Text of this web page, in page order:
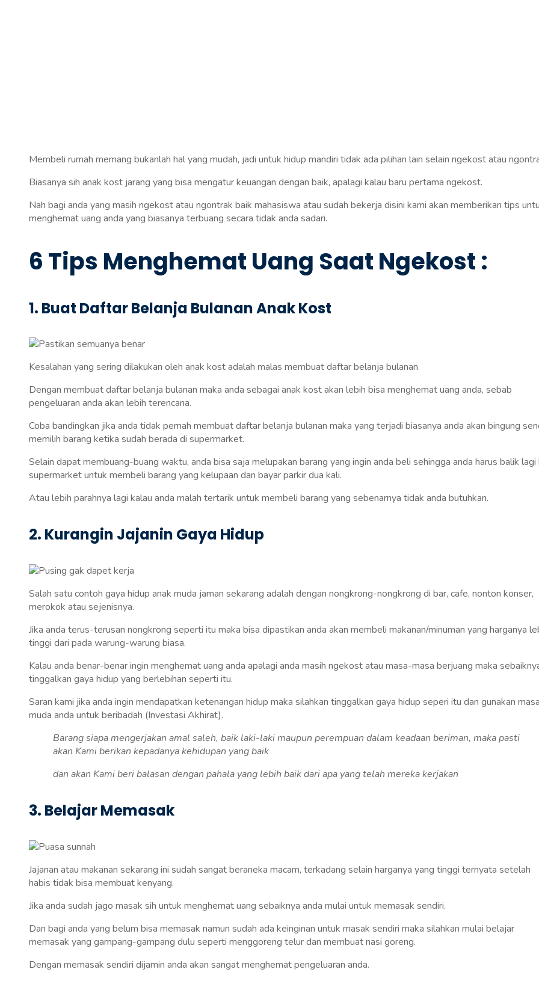
Membeli rumah memang bukanlah hal yang mudah, jadi untuk hidup mandiri tidak ada pilihan lain selain ngekost atau
Biasanya sih anak kost jarang yang bisa mengatur keuangan dengan baik, apalagi kalau baru pertama ngekost.
Nah bagi anda yang masih ngekost atau ngontrak baik mahasiswa atau sudah bekerja disini kami akan memberikan tips
menghemat uang anda yang biasanya terbuang secara tidak anda sadari.
6 Tips Menghemat Uang Saat Ngekost :
1. Buat Daftar Belanja Bulanan Anak Kost
Kesalahan yang sering dilakukan oleh anak kost adalah malas membuat daftar belanja bulanan.
Dengan membuat daftar belanja bulanan maka anda sebagai anak kost akan lebih bisa menghemat uang anda, sebab
pengeluaran anda akan lebih terencana.
Coba bandingkan jika anda tidak pernah membuat daftar belanja bulanan maka yang terjadi biasanya anda akan bingung
memilih barang ketika sudah berada di supermarket.
Selain dapat membuang-buang waktu, anda bisa saja melupakan barang yang ingin anda beli sehingga anda harus balik lagi
supermarket untuk membeli barang yang kelupaan dan bayar parkir dua kali.
Atau lebih parahnya lagi kalau anda malah tertarik untuk membeli barang yang sebenarnya tidak anda butuhkan.
2. Kurangin Jajanin Gaya Hidup
Salah satu contoh gaya hidup anak muda jaman sekarang adalah dengan nongkrong-nongkrong di bar, cafe, nonton konser,
merokok atau sejenisnya.
Jika anda terus-terusan nongkrong seperti itu maka bisa dipastikan anda akan membeli makanan/minuman yang harganya
tinggi dari pada warung-warung biasa.
Kalau anda benar-benar ingin menghemat uang anda apalagi anda masih ngekost atau masa-masa berjuang maka
tinggalkan gaya hidup yang berlebihan seperti itu.
Saran kami jika anda ingin mendapatkan ketenangan hidup maka silahkan tinggalkan gaya hidup seperi itu dan gunakan
muda anda untuk beribadah (Investasi Akhirat).
Barang siapa mengerjakan amal saleh, baik laki-laki maupun perempuan dalam keadaan beriman, maka pasti
akan Kami berikan kepadanya kehidupan yang baik
dan akan Kami beri balasan dengan pahala yang lebih baik dari apa yang telah mereka kerjakan
3. Belajar Memasak
Jajanan atau makanan sekarang ini sudah sangat beraneka macam, terkadang selain harganya yang tinggi ternyata setelah
habis tidak bisa membuat kenyang.
Jika anda sudah jago masak sih untuk menghemat uang sebaiknya anda mulai untuk memasak sendiri.
Dan bagi anda yang belum bisa memasak namun sudah ada keinginan untuk masak sendiri maka silahkan mulai belajar
memasak yang gampang-gampang dulu seperti menggoreng telur dan membuat nasi goreng.
Dengan memasak sendiri dijamin anda akan sangat menghemat pengeluaran anda.